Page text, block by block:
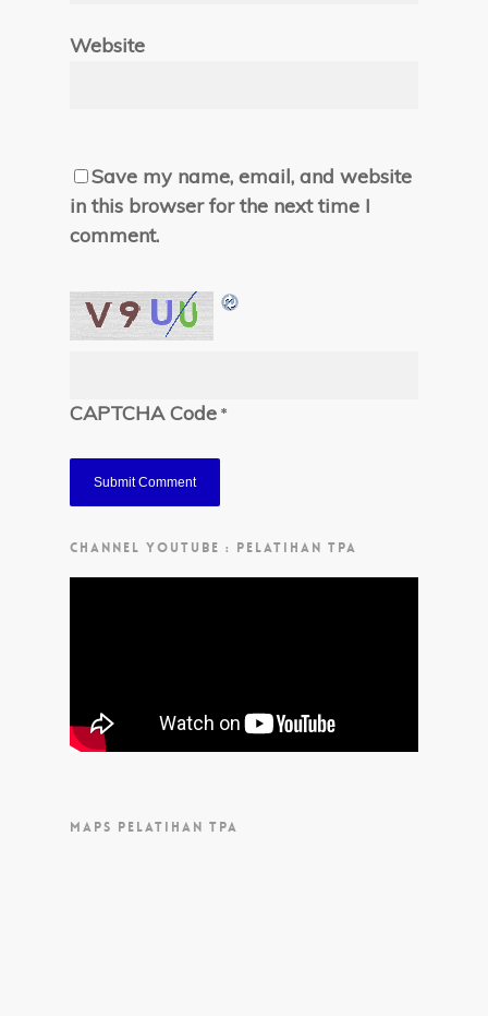
Website
Save my name, email, and website
in this browser for the next time I
comment.
CAPTCHA Code *
CHANNEL YOUTUBE : PELATIHAN TPA
MAPS PELATIHAN TPA